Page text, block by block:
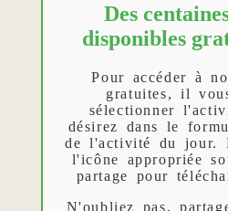
Des
disponibles
Pour accéder à
gratuites, il
sélectionner
désirez dans le
de l'activité du jour.
l'icône appropriée
partage pour
N'oubliez pas,